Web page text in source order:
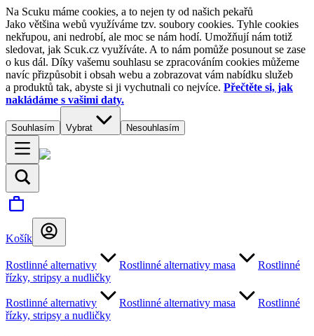
Na Scuku máme cookies, a to nejen ty od našich pekařů
Jako většina webů využíváme tzv. soubory cookies. Tyhle cookies
nekřupou, ani nedrobí, ale moc se nám hodí. Umožňují nám totiž
sledovat, jak Scuk.cz využíváte. A to nám pomůže posunout se zase
o kus dál. Díky vašemu souhlasu se zpracováním cookies můžeme
navíc přizpůsobit i obsah webu a zobrazovat vám nabídku služeb
a produktů tak, abyste si ji vychutnali co nejvíce. Přečtěte si, jak
nakládáme s vašimi daty.
Souhlasím Vybrat Nesouhlasím
Košík
Rostlinné alternativy Rostlinné alternativy masa
Rostlinné
řízky, stripsy a nudličky
Rostlinné alternativy Rostlinné alternativy masa
Rostlinné
řízky, stripsy a nudličky